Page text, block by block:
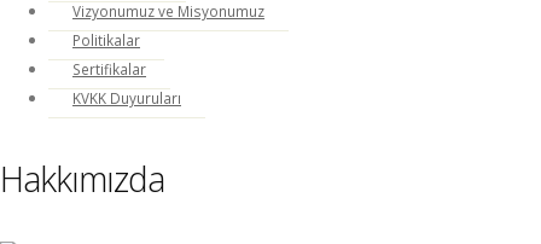
Vizyonumuz ve Misyonumuz
Politikalar
Sertifikalar
KVKK Duyuruları
Hakkımızda